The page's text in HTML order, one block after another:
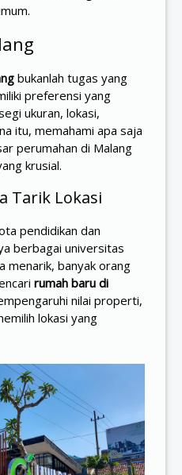
bukanlah tugas yang
preferensi yang
ukuran, lokasi,
itu, memahami apa saja
perumahan di Malang
krusial.
Tarik Lokasi
pendidikan dan
berbagai universitas
menarik, banyak orang
rumah baru di
nilai properti,
lokasi yang